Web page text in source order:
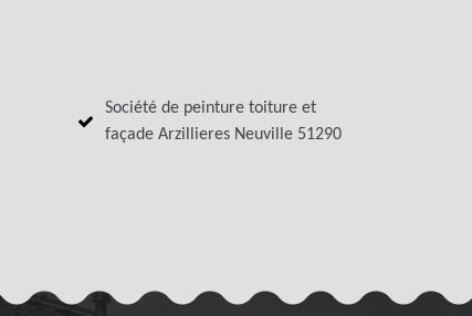
Société de peinture toiture et
façade Arzillieres Neuville 51290